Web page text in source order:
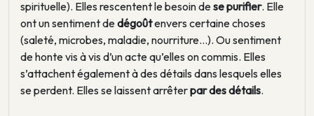
spirituelle). Elles rescentent le besoin dese purifier. Elle
ont un sentiment dedégoûtenvers certaine choses
(saleté, microbes, maladie, nourriture…). Ou sentiment
de honte vis à vis d’un acte qu’elles on commis. Elles
s’attachent également à des détails dans lesquels elles
se perdent. Elles se laissent arrêterpar des détails.